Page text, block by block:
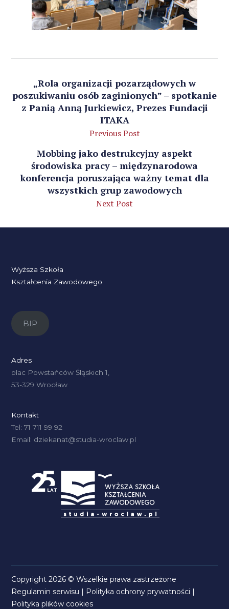
„Rola organizacji pozarządowych w
poszukiwaniu osób zaginionych” – spotkanie
z Panią Anną Jurkiewicz, Prezes Fundacji
ITAKA
Previous Post
Mobbing jako destrukcyjny aspekt
środowiska pracy – międzynarodowa
konferencja poruszająca ważny temat dla
wszystkich grup zawodowych
Next Post
Wyższa Szkoła
Kształcenia Zawodowego
BIP
Adres
plac Powstańców Śląskich 1,
53-329 Wrocław
Kontakt
Tel: 71 711 99 92
Email: dziekanat@studia-wroclaw.pl
Copyright 2026 © Wszelkie prawa zastrzeżone
Regulamin serwisu | Polityka ochrony prywatności |
Polityka plików cookies